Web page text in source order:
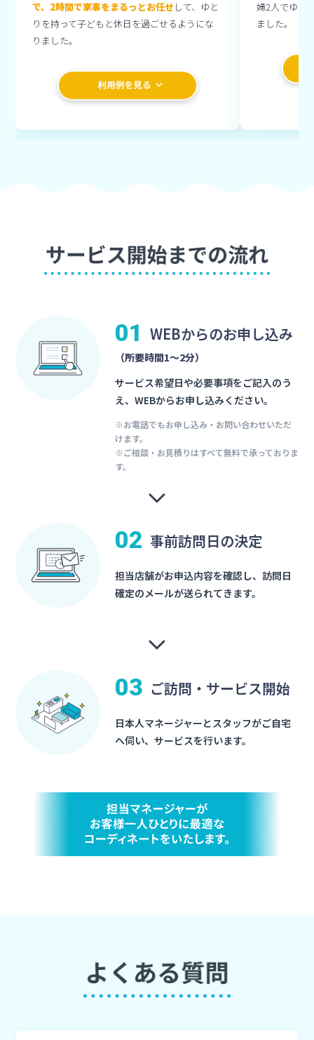
で、2時間で家事をまるっとお任せして、ゆと
りを持って子どもと休日を過ごせるようにな
りました。
婦2人でゆっ
ました。
01 WEBからのお申し込み
（所要時間1〜2分）
サービス希望日や必要事項をご記入のう
え、WEBからお申し込みください。
※お電話でもお申し込み・お問い合わせいただ
けます。
※ご相談・お見積りはすべて無料で承っておりま
す。
02 事前訪問日の決定
担当店舗がお申込内容を確認し、訪問日
確定のメールが送られてきます。
03 ご訪問・サービス開始
日本人マネージャーとスタッフがご自宅
へ伺い、サービスを行います。